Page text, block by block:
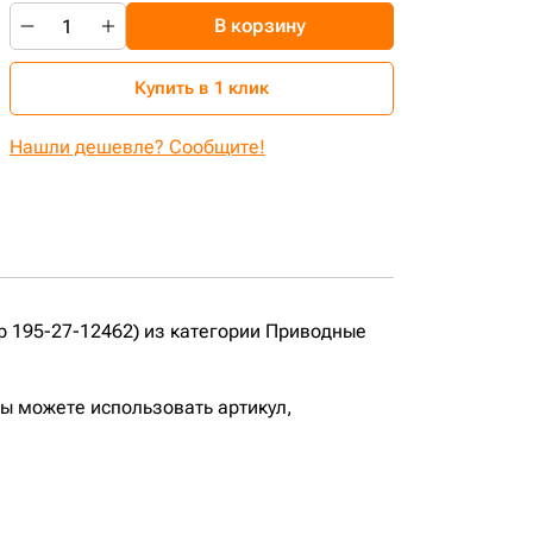
В корзину
Купить в 1 клик
Нашли дешевле? Сообщите!
27-12462) из категории Приводные
можете использовать артикул,